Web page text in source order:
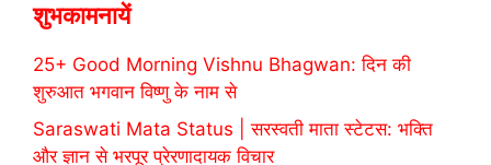
शुभकामनायें
25+ Good Morning Vishnu Bhagwan: दिन की
शुरुआत भगवान विष्णु के नाम से
Saraswati Mata Status | सरस्वती माता स्टेटस: भक्ति
और ज्ञान से भरपूर प्रेरणादायक विचार